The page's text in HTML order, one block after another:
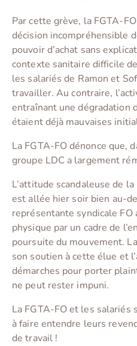
Par cette grève, la FGTA-
décision incompréhensible
pouvoir d’achat sans
contexte sanitaire difficile
les salariés de Ramon et
travailler. Au contraire,
entraînant une dégradation
étaient déjà mauvaises
La FGTA-FO dénonce que,
groupe LDC a largement
L’attitude scandaleuse de
est allée hier soir bien au-
représentante syndicale FO
physique par un cadre de
poursuite du mouvement.
son soutien à cette élue et
démarches pour porter
ne peut rester impuni.
La FGTA-FO et les
à faire entendre leurs
de travail !